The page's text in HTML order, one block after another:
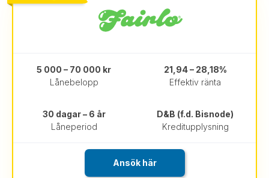
Lånebelopp
5 000 – 70 000 kr
Effektiv ränta
21,94 – 28,18%
Låneperiod
30 dagar – 6 år
Kreditupplysning
D&B (f.d. Bisnode)
Ansök här